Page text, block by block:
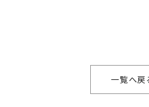
一覧へ戻